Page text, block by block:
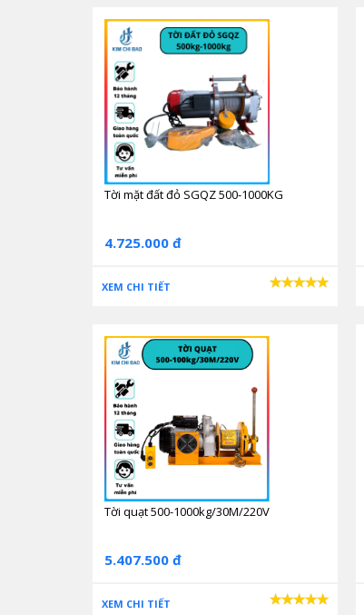
Tời mặt đất đỏ SGQZ 500-1000KG
4.725.000 đ
XEM CHI TIẾT
Tời quạt 500-1000kg/30M/220V
5.407.500 đ
XEM CHI TIẾT